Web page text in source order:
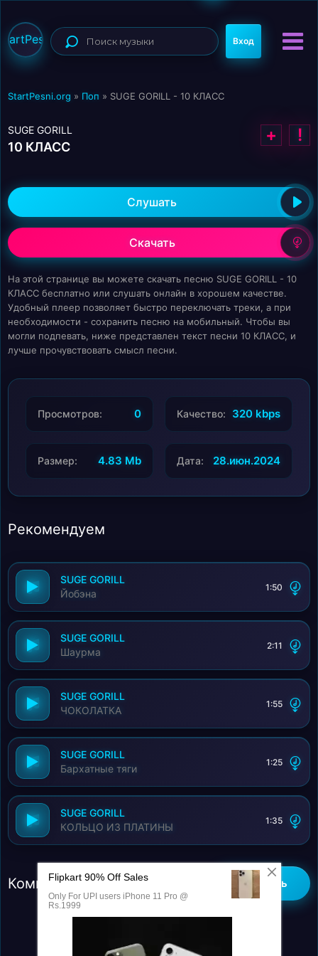
Вход
StartPesni.org » Поп » SUGE GORILL - 10 КЛАСС
SUGE GORILL
10 КЛАСС
+ !
Слушать
Скачать
На этой странице вы можете скачать песню SUGE GORILL - 10
КЛАСС бесплатно или слушать онлайн в хорошем качестве.
Удобный плеер позволяет быстро переключать треки, а при
необходимости - сохранить песню на мобильный. Чтобы вы
могли подпевать, ниже представлен текст песни 10 КЛАСС, и
лучше прочувствовать смысл песни.
Просмотров: 0 Качество: 320 kbps
Размер: 4.83 Mb Дата: 28.июн.2024
Рекомендуем
SUGE GORILL
Йобэна
1:50
SUGE GORILL
Шаурма
2:11
SUGE GORILL
ЧОКОЛАТКА
1:55
SUGE GORILL
Бархатные тяги
1:25
SUGE GORILL
КОЛЬЦО ИЗ ПЛАТИНЫ
1:35
Комментарии (0) Добавить